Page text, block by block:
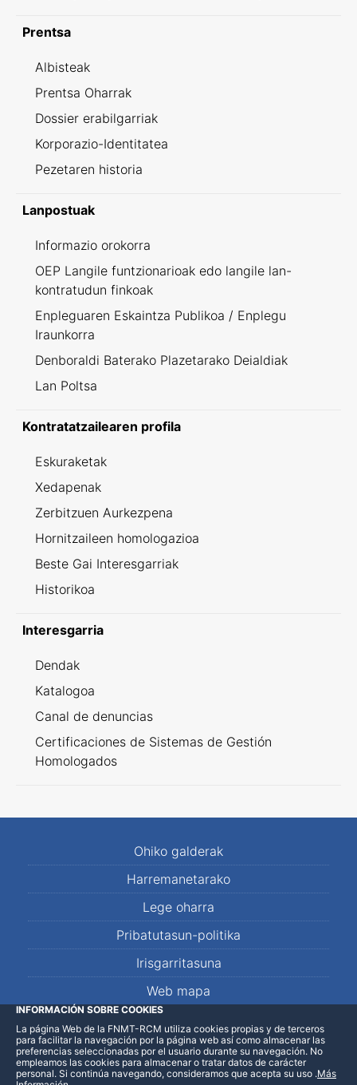
Prentsa
Albisteak
Prentsa Oharrak
Dossier erabilgarriak
Korporazio-Identitatea
Pezetaren historia
Lanpostuak
Informazio orokorra
OEP Langile funtzionarioak edo langile lan-
kontratudun finkoak
Enpleguaren Eskaintza Publikoa / Enplegu
Iraunkorra
Denboraldi Baterako Plazetarako Deialdiak
Lan Poltsa
Kontratatzailearen profila
Eskuraketak
Xedapenak
Zerbitzuen Aurkezpena
Hornitzaileen homologazioa
Beste Gai Interesgarriak
Historikoa
Interesgarria
Dendak
Katalogoa
Canal de denuncias
Certificaciones de Sistemas de Gestión
Homologados
Ohiko galderak
Harremanetarako
Lege oharra
Pribatutasun-politika
Irisgarritasuna
Web mapa
LinkedInFacebookWhatsApp
INFORMACIÓN SOBRE COOKIES
La página Web de la FNMT-RCM utiliza cookies propias y de terceros
para facilitar la navegación por la página web así como almacenar las
preferencias seleccionadas por el usuario durante su navegación. No
empleamos las cookies para almacenar o tratar datos de carácter
personal. Si continúa navegando, consideramos que acepta su uso .Más